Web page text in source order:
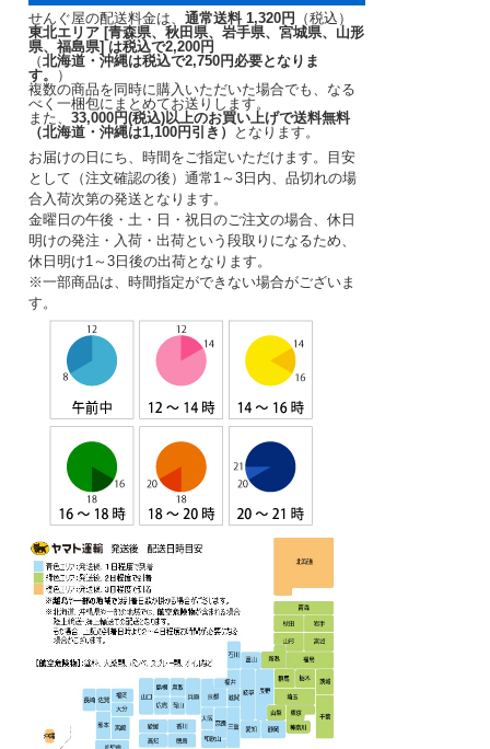
せんぐ屋の配送料金は、 通常送料 1,320円
（税込）
東北エリア [青森県、秋田県、岩手県、宮城県、山形
県、福島県] は税込で2,200円
（北海道・沖縄は税込で2,750円必要となりま
す。
）
複数の商品を同時に購入いただいた場合でも、なる
べく一梱包にまとめてお送りします。
また、 33,000円(税込)以上のお買い上げで送料無料
（北海道・沖縄は1,100円引き）
となります。
お届けの日にち、時間をご指定いただけます。
目安
として（注文確認の後） 通常1～3日内、品切れの場
合入荷次第の発送となります。
金曜日の午後・土・日・祝日のご注文の場合、休日
明けの発注・入荷・出荷という段取りになるため、
休日明け1～3日後の出荷となります。
※一部商品は、時間指定ができない場合がございま
す。